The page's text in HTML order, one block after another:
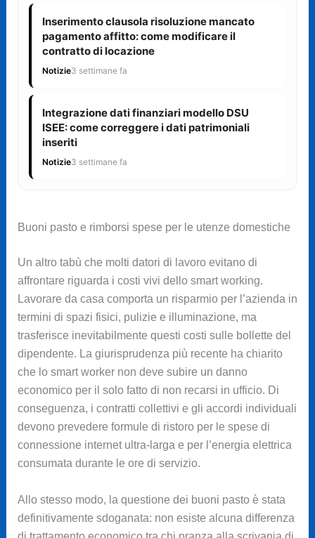
Inserimento clausola risoluzione mancato
pagamento affitto: come modificare il
contratto di locazione
Notizie3 settimane fa
Integrazione dati finanziari modello DSU
ISEE: come correggere i dati patrimoniali
inseriti
Notizie3 settimane fa
Buoni pasto e rimborsi spese per le utenze domestiche
Un altro tabù che molti datori di lavoro evitano di
affrontare riguarda i costi vivi dello smart working.
Lavorare da casa comporta un risparmio per l’azienda in
termini di spazi fisici, pulizie e illuminazione, ma
trasferisce inevitabilmente questi costi sulle bollette del
dipendente. La giurisprudenza più recente ha chiarito
che lo smart worker non deve subire un danno
economico per il solo fatto di non recarsi in ufficio. Di
conseguenza, i contratti collettivi e gli accordi individuali
devono prevedere formule di ristoro per le spese di
connessione internet ultra-larga e per l’energia elettrica
consumata durante le ore di servizio.
Allo stesso modo, la questione dei buoni pasto è stata
definitivamente sdoganata: non esiste alcuna differenza